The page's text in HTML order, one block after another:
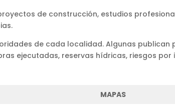
de construcción, estudios
de cada localidad. Algunas
ejecutadas, reservas hídricas, riesgos
MAPAS